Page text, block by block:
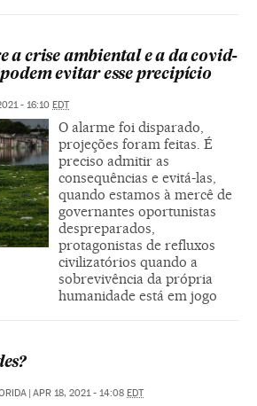
a crise ambiental e a da covid-
podem evitar esse precipício
- 16:10 EDT
O alarme foi disparado,
projeções foram feitas. É
preciso admitir as
consequências e evitá-las,
quando estamos à mercê de
governantes oportunistas
despreparados,
protagonistas de refluxos
civilizatórios quando a
sobrevivência da própria
humanidade está em jogo
APR 18, 2021 - 14:08 EDT